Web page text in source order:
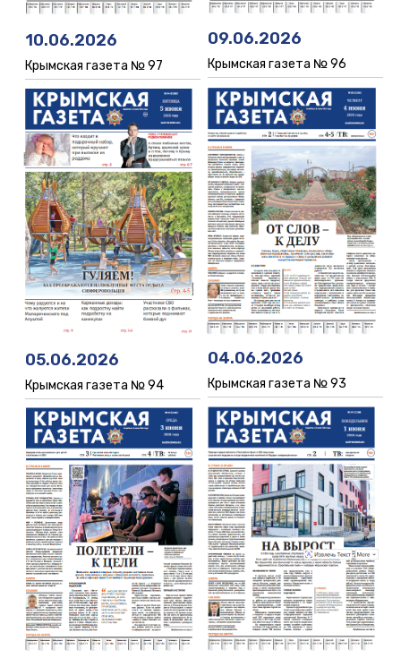
10.06.2026
Крымская газета № 97
09.06.2026
Крымская газета № 96
05.06.2026
Крымская газета № 94
04.06.2026
Крымская газета № 93